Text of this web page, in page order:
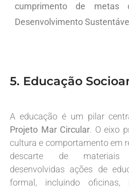
cumprimento de metas
Desenvolvimento
5. Educação
A educação é um pilar
Projeto Mar Circular. O eixo
cultura e comportamento em
descarte de materiais
desenvolvidas ações de
formal, incluindo oficinas,